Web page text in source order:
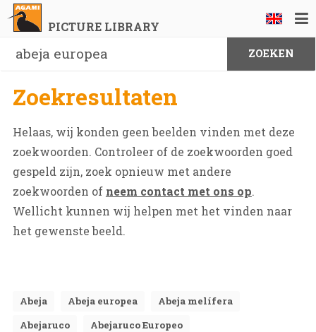
PICTURE LIBRARY
Zoekresultaten
Helaas, wij konden geen beelden vinden met deze
zoekwoorden. Controleer of de zoekwoorden goed
gespeld zijn, zoek opnieuw met andere
zoekwoorden of neem contact met ons op.
Wellicht kunnen wij helpen met het vinden naar
het gewenste beeld.
Abeja Abeja europea
Abeja melífera
Abejaruco
Abejaruco Europeo